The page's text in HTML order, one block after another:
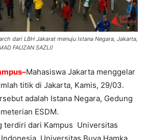
dari LBH Jakarat menuju Istana Negara, Jakarta,
FAUZAN SAZLI)
Mahasiswa Jakarta menggelar
titik di Jakarta, Kamis, 29/03.
adalah Istana Negara, Gedung
ESDM.
terdiri dari Kampus Universitas
Universitas Buya Hamka,